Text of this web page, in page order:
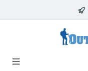
Zum Hauptinhalt springen